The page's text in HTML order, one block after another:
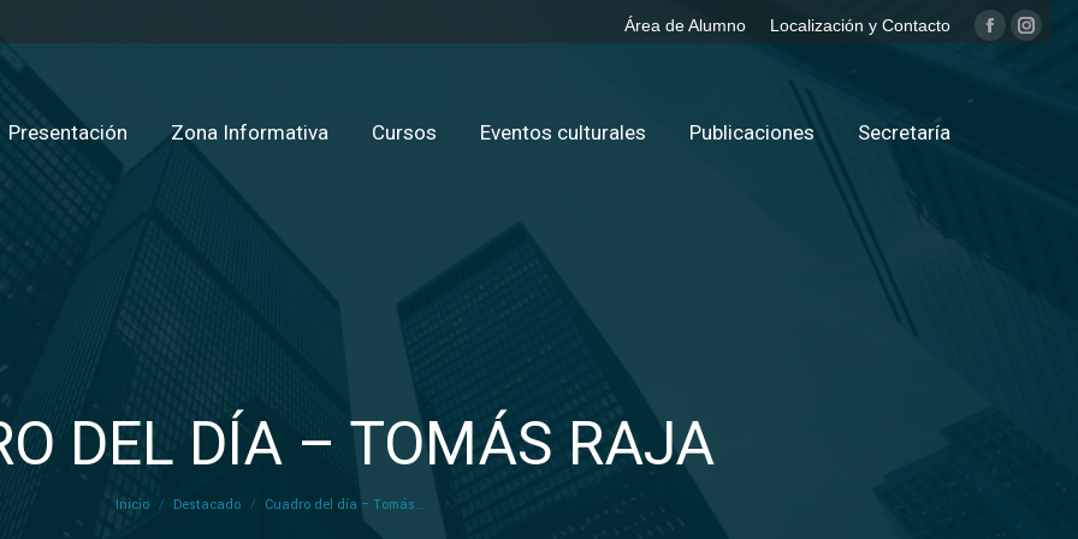
Área de Alumno Localización y Contacto
Facebook
Presentación Zona Informativa Cursos Eventos culturales Publicaciones Secretaría
DEL DÍA – TOMÁS RAJA
Estás aquí:
Inicio Destacado Cuadro del día – Tomás…